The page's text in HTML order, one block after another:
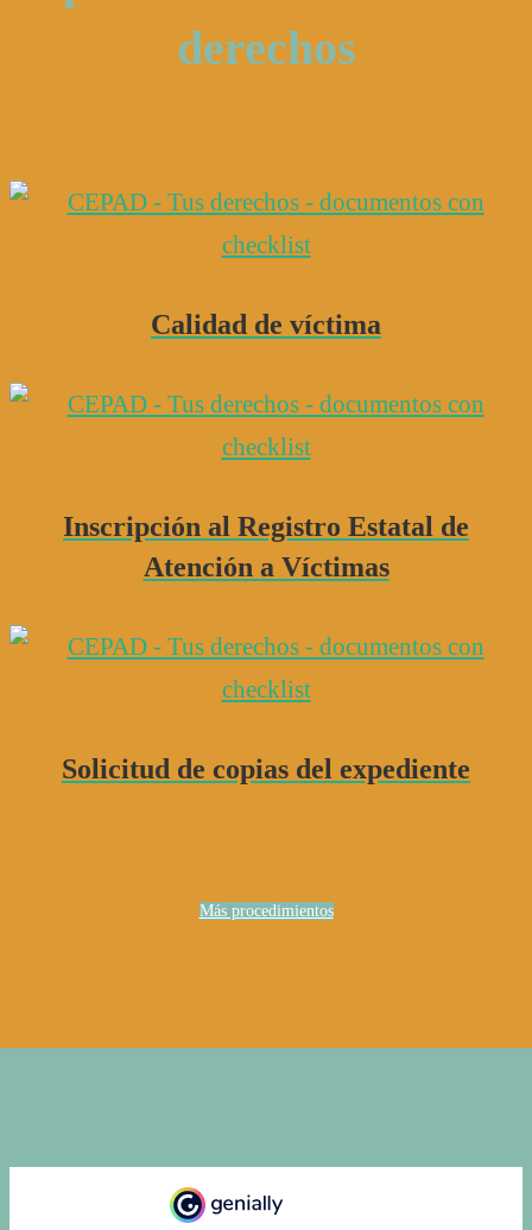
derechos
Calidad de víctima
Inscripción al Registro Estatal de
Atención a Víctimas
Solicitud de copias del expediente
Más procedimientos